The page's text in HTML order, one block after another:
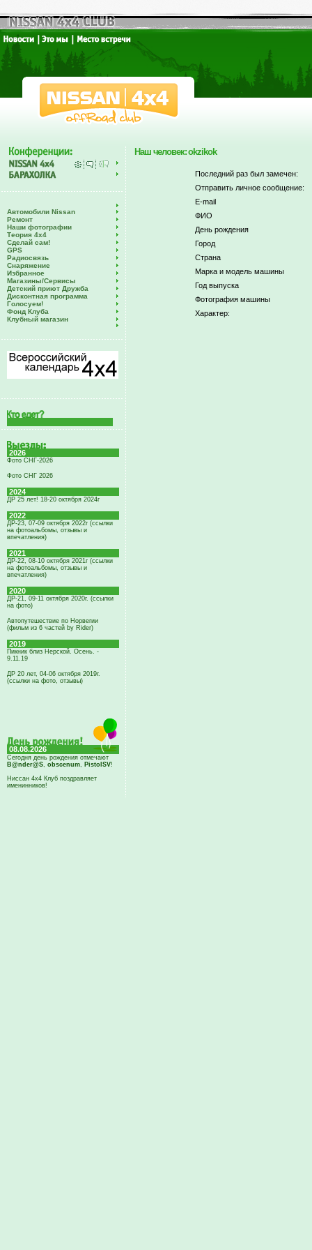
Автомобили Nissan
Ремонт
Наши фотографии
Теория 4х4
Сделай сам!
GPS
Радиосвязь
Снаряжение
Избранное
Магазины/Сервисы
Детский приют Дружба
Дисконтная программа
Голосуем!
Фонд Клуба
Клубный магазин
2026
Фото СНГ-2026
Фото СНГ 2026
2024
ДР 25 лет! 18-20 октября 2024г
2022
ДР-23, 07-09 октября 2022г (ссылки
на фотоальбомы, отзывы и
впечатления)
2021
ДР-22, 08-10 октября 2021г (ссылки
на фотоальбомы, отзывы и
впечатления)
2020
ДР-21, 09-11 октября 2020г. (ссылки
на фото)
Автопутешествие по Норвегии
(фильм из 6 частей by Rider)
2019
Пикник близ Нерской. Осень. -
9.11.19
ДР 20 лет, 04-06 октября 2019г.
(ссылки на фото, отзывы)
08.08.2026
Сегодня день рождения отмечают
B@nder@S, obscenum, PistolSV!
Ниссан 4х4 Клуб поздравляет
именинников!
Наш человек: okzikok
Последний раз был замечен:
Отправить личное сообщение:
E-mail
ФИО
День рождения
Город
Страна
Марка и модель машины
Год выпуска
Фотография машины
Характер: